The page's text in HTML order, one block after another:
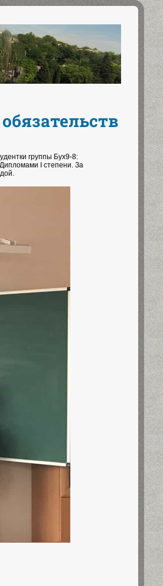
группы Бух9-8:
I степени. За